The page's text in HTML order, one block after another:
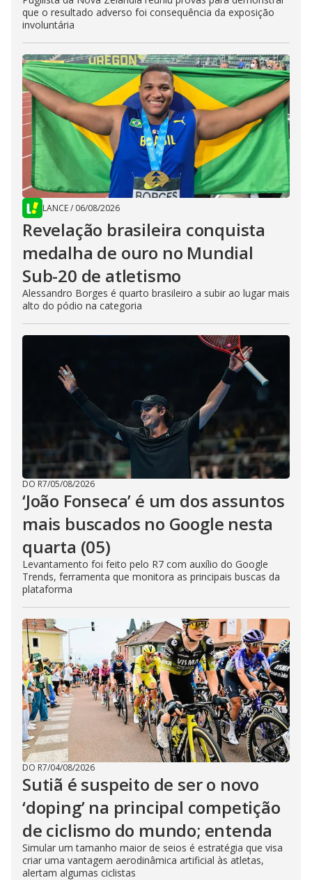
que o resultado adverso foi consequência da exposição
involuntária
LANCE/ 06/08/2026
Revelação brasileira conquista
medalha de ouro no Mundial
Sub-20 de atletismo
Alessandro Borges é quarto brasileiro a subir ao lugar mais
alto do pódio na categoria
DO R7/05/08/2026
‘João Fonseca’ é um dos assuntos
mais buscados no Google nesta
quarta (05)
Levantamento foi feito pelo R7 com auxílio do Google
Trends, ferramenta que monitora as principais buscas da
plataforma
DO R7/04/08/2026
Sutiã é suspeito de ser o novo
‘doping’ na principal competição
de ciclismo do mundo; entenda
Simular um tamanho maior de seios é estratégia que visa
criar uma vantagem aerodinâmica artificial às atletas,
alertam algumas ciclistas